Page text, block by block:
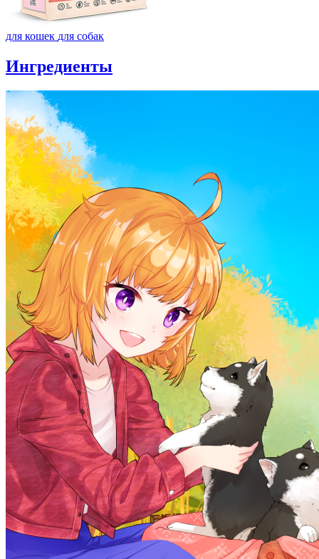
для кошек для собак
Ингредиенты